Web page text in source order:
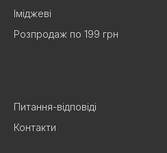
Іміджеві
Розпродаж по 199 грн
Питання-відповіді
Контакти